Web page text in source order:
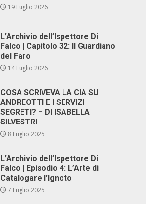
19 Luglio 2026
L’Archivio dell’Ispettore Di
Falco | Capitolo 32: Il Guardiano
del Faro
14 Luglio 2026
COSA SCRIVEVA LA CIA SU
ANDREOTTI E I SERVIZI
SEGRETI? – DI ISABELLA
SILVESTRI
8 Luglio 2026
L’Archivio dell’Ispettore Di
Falco | Episodio 4: L’Arte di
Catalogare l’Ignoto
7 Luglio 2026